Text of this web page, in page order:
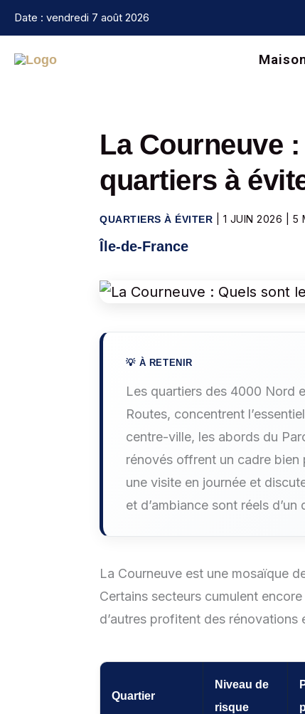
contenu
Date : vendredi 7 août 2026
La Courneuve
quartiers à
QUARTIERS À ÉVITER 1 JUIN 2026 5
Île-de-France
Les quartiers des 4000 Nord
Routes, concentrent
centre-ville, les abords du
rénovés offrent un cadre bien
une visite en journée et
et d’ambiance sont réels d’un
La Courneuve est une mosaïque
Certains secteurs cumulent
d’autres profitent des rénovations
Quartier
Niveau de
risque